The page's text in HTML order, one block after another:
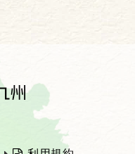
2022年
2020年